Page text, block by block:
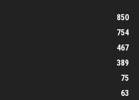
850
754
467
389
75
63